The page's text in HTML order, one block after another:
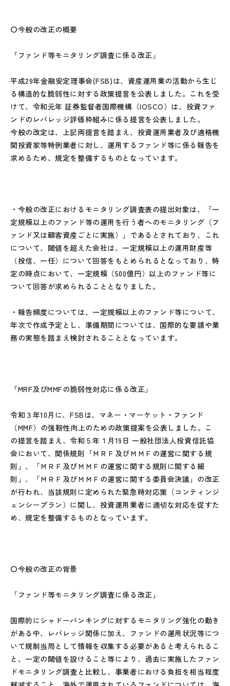
〇今般の改正の概要
「ファンド等モニタリング調査に係る改正」
平成29年金融安定理事会(FSB)は、資産運用業の活動から生じ
る構造的な脆弱性に対する政策提言を公表しました。これを受
けて、令和元年 証券監督者国際機構（IOSCO）は、投資ファ
ンドのレバレッジ評価枠組みに係る提言を公表しました。
今般の改定は、上記両提言を踏まえ、投資運用業者及び適格機
関投資家等特例業者に対し、運用するファンド等に係る報告を
求めるため、規定を整備するものとなっています。
・今般の改正におけるモニタリング調査表の提出対象は、「一
定規模以上のファンド等の運用を行う者へのモニタリング（フ
ァンド又は顧客資産ごとに実施）」であるとされており、これ
について、閾値を超えた会社は、一定規模以上の運用財産等
（投信、一任）について回答をもとめられるとなっており、特
定の時点において、一定規模（500億円）以上のファンド等に
ついて回答が求められることとなりました。
・報告頻度については、一定規模以上のファンド等について、
年次で作成予定とし、準備期間については、国際的な要請や業
務の実態を踏まえ検討されることとなっています。
「MRF及びMMFの脆弱性対応に係る改正」
令和３年10月に、FSBは、マネー・マーケット・ファンド
（MMF）の強靭性向上のための政策提案を公表しました。こ
の提言を踏まえ、令和５年１月19日 一般社団法人投資信託協
会において、関係規則「ＭＲＦ及びＭＭＦの運営に関する規
則」、「ＭＲＦ及びＭＭＦの運営に関する規則に関する細
則」、「ＭＲＦ及びＭＭＦの運営に関する委員会決議」の改正
が行われ、当該規則に定められた緊急時対応策（コンティンジ
ェンシープラン）に関し、投資運用業者に適切な対応を促すた
め、規定を整備するものとなっています。
〇今般の改正の背景
「ファンド等モニタリング調査に係る改正」
国際的にシャドーバンキングに対するモニタリング強化の動き
がある中、レバレッジ関係に加え、ファンドの運用状況等につ
いて規制当局として情報を収集する必要があると考えられるこ
と、一定の閾値を設けること等により、過去に実施したファン
ドモニタリング調査と比較し、事業者における負担を相当程度